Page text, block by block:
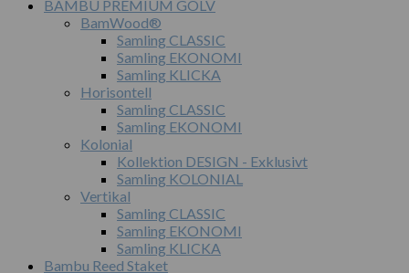
BAMBU PREMIUM GOLV
BamWood®
Samling CLASSIC
Samling EKONOMI
Samling KLICKA
Horisontell
Samling CLASSIC
Samling EKONOMI
Kolonial
Kollektion DESIGN - Exklusivt
Samling KOLONIAL
Vertikal
Samling CLASSIC
Samling EKONOMI
Samling KLICKA
Bambu Reed Staket